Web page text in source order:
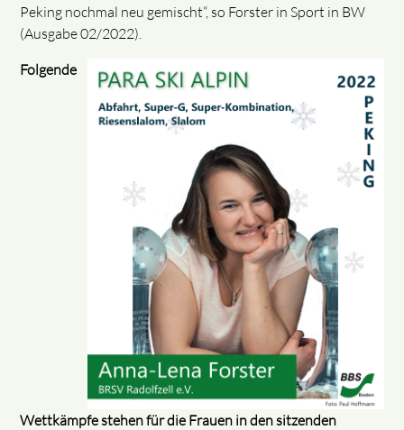
Peking nochmal neu gemischt“, so Forster in Sport in BW
(Ausgabe 02/2022).
Folgende
Wettkämpfe stehen für die Frauen in den sitzenden